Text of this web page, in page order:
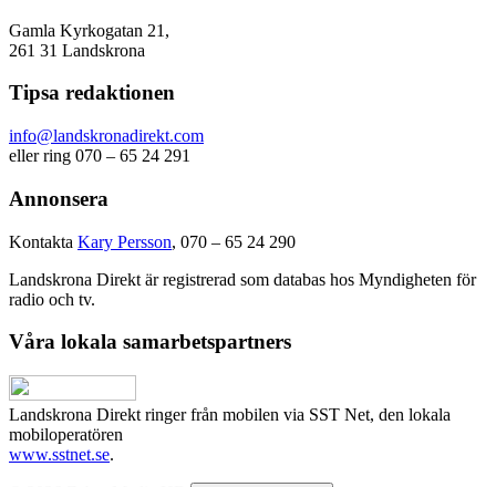
Gamla Kyrkogatan 21,
261 31 Landskrona
Tipsa redaktionen
info@landskronadirekt.com
eller ring 070 – 65 24 291
Annonsera
Kontakta Kary Persson, 070 – 65 24 290
Landskrona Direkt är registrerad som databas hos Myndigheten för
radio och tv.
Våra lokala samarbetspartners
Landskrona Direkt ringer från mobilen via SST Net, den lokala
mobiloperatören
www.sstnet.se.